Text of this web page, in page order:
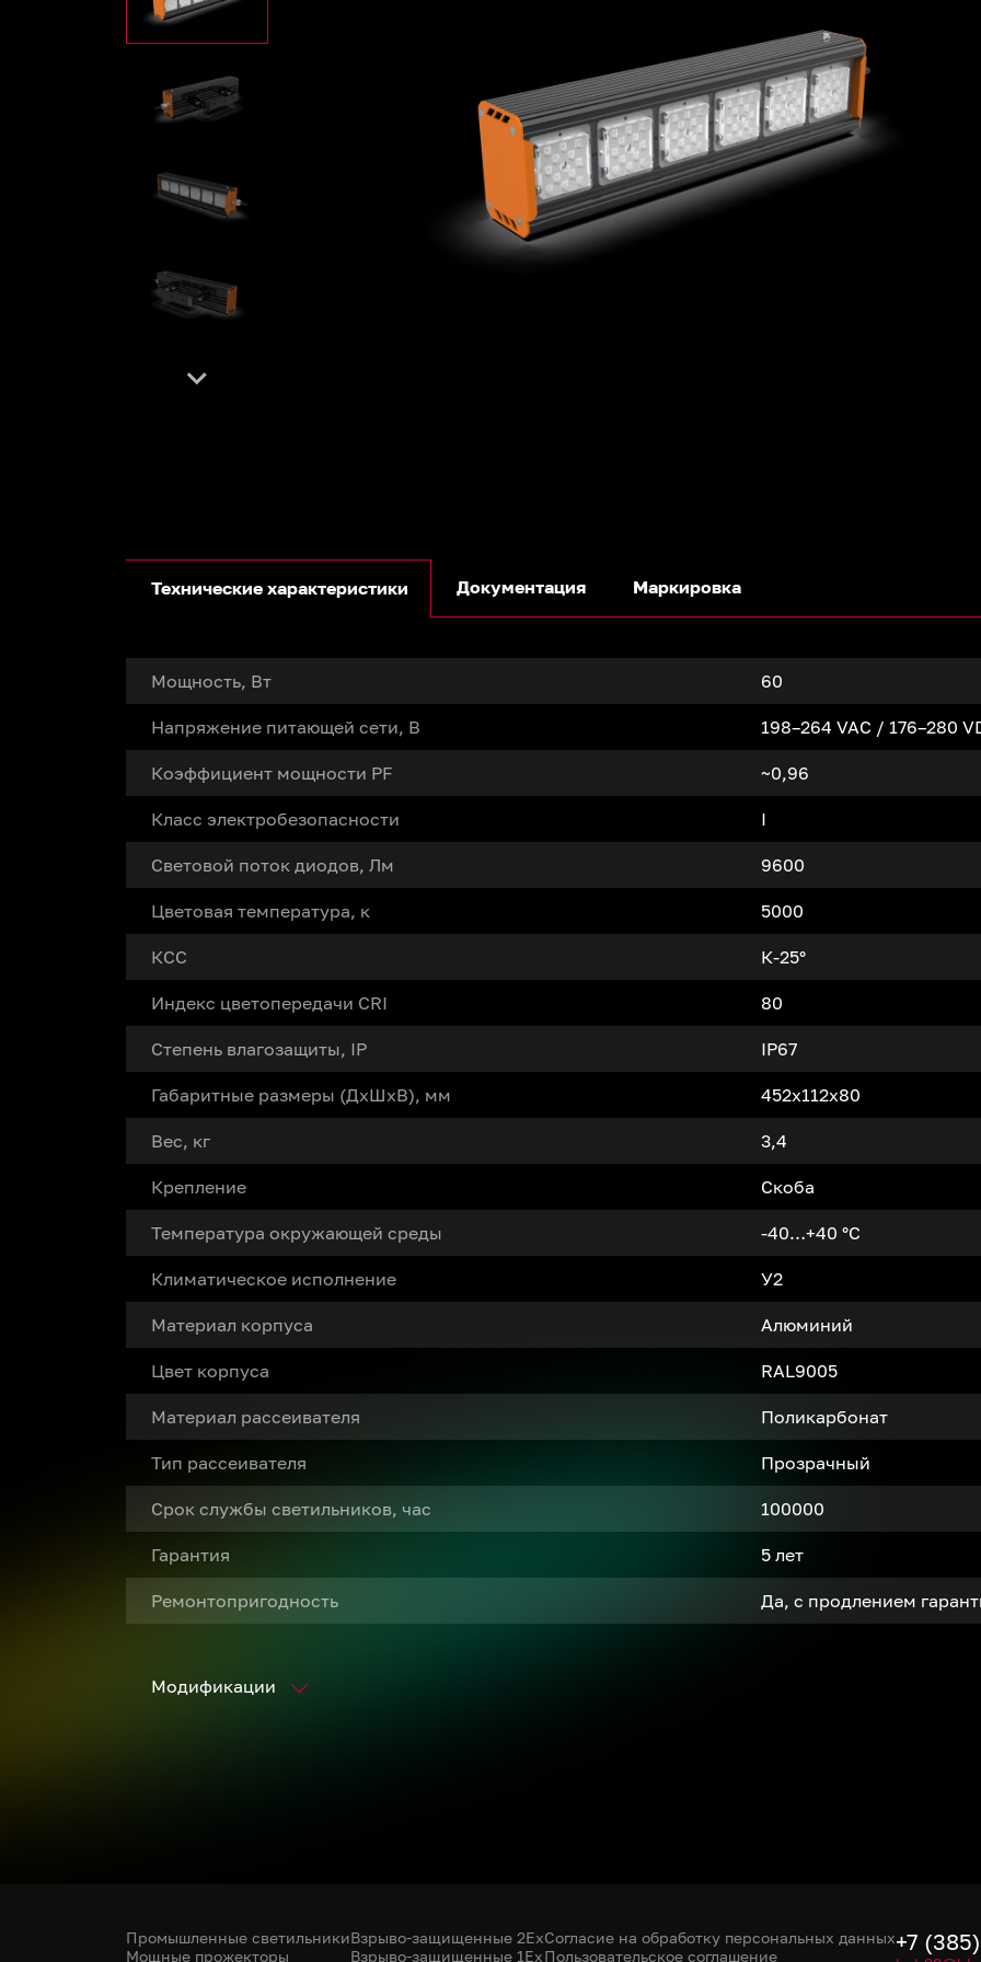
Технические характеристики Документация Маркировка
Мощность, Вт 60
Напряжение питающей сети, В 198–264 VAC / 176–280
Коэффициент мощности PF ~0,96
Класс электробезопасности I
Световой поток диодов, Лм 9600
Цветовая температура, к 5000
КСС К-25°
Индекс цветопередачи CRI 80
Степень влагозащиты, IP IP67
Габаритные размеры (ДxШxВ), мм 452x112x80
Вес, кг 3,4
Крепление Скоба
Температура окружающей среды -40…+40 °С
Климатическое исполнение У2
Материал корпуса Алюминий
Цвет корпуса RAL9005
Материал рассеивателя Поликарбонат
Тип рассеивателя Прозрачный
Срок службы светильников, час 100000
Гарантия 5 лет
Ремонтопригодность Да, с продлением
Модификации
Промышленные светильники
Мощные прожекторы
Взрыво-защищенные 2Ex
Взрыво-защищенные 1Ex
Согласие на обработку персональных данных
Пользовательское соглашение
+7